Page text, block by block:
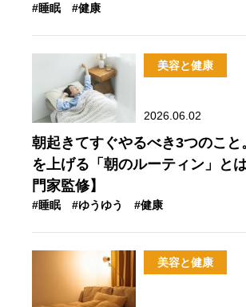
#睡眠 #健康
美容と健康
2026.06.02
朝起きてすぐやるべき3つのこと
を上げる「朝のルーティン」と
門家監修】
#睡眠 #ゆうゆう #健康
美容と健康